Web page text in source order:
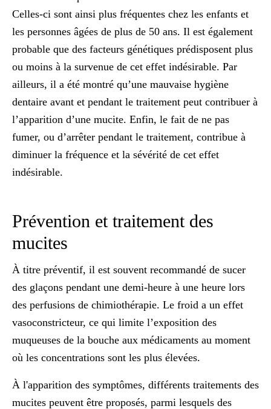
Celles-ci sont ainsi plus fréquentes chez les enfants et
les personnes âgées de plus de 50 ans. Il est également
probable que des facteurs génétiques prédisposent plus
ou moins à la survenue de cet effet indésirable. Par
ailleurs, il a été montré qu’une mauvaise hygiène
dentaire avant et pendant le traitement peut contribuer à
l’apparition d’une mucite. Enfin, le fait de ne pas
fumer, ou d’arrêter pendant le traitement, contribue à
diminuer la fréquence et la sévérité de cet effet
indésirable.
Prévention et traitement des
mucites
À titre préventif, il est souvent recommandé de sucer
des glaçons pendant une demi-heure à une heure lors
des perfusions de chimiothérapie. Le froid a un effet
vasoconstricteur, ce qui limite l’exposition des
muqueuses de la bouche aux médicaments au moment
où les concentrations sont les plus élevées.
À l'apparition des symptômes, différents traitements des
mucites peuvent être proposés, parmi lesquels des